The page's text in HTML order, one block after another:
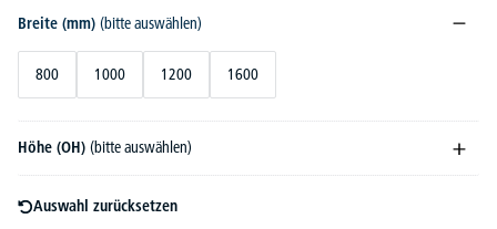
Breite (mm) (bitte auswählen)
800 1000 1200 1600
Höhe (OH) (bitte auswählen)
Auswahl zurücksetzen